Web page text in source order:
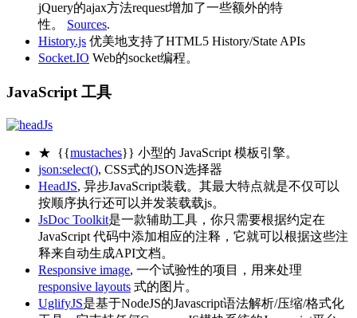
jQuery的ajax方法request增加了一些额外的特
性。 Sources.
History.js 优美地支持了HTML5 History/State APIs
Socket.IO Web的socket编程。
JavaScript 工具
★ {{mustaches}} 小型的 JavaScript 模板引擎。
json:select(), CSS式的JSON选择器
HeadJS, 异步JavaScript装载。其最大特点就是不仅可以
按顺序执行还可以并发装载载js。
JsDoc Toolkit是一款辅助工具，你只需要根据约定在
JavaScript 代码中添加相应的注释，它就可以根据这些注
释来自动生成API文档。
Responsive image, 一个试验性的项目，用来处理
responsive layouts 式的图片。
UglifyJS是基于NodeJS的Javascript语法解析/压缩/格式化